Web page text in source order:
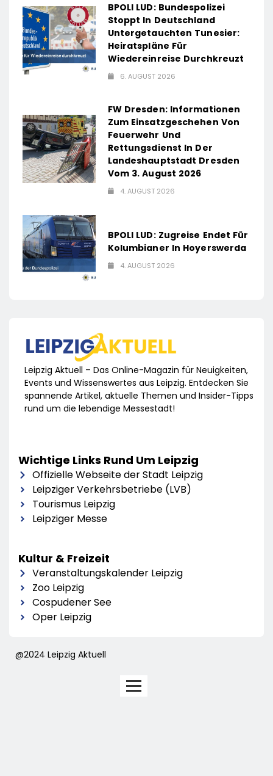
BPOLI LUD: Bundespolizei
Stoppt In Deutschland
Untergetauchten Tunesier:
Heiratspläne Für
Wiedereinreise Durchkreuzt
6. AUGUST 2026
FW Dresden: Informationen
Zum Einsatzgeschehen Von
Feuerwehr Und
Rettungsdienst In Der
Landeshauptstadt Dresden
Vom 3. August 2026
4. AUGUST 2026
BPOLI LUD: Zugreise Endet Für
Kolumbianer In Hoyerswerda
4. AUGUST 2026
Leipzig Aktuell – Das Online-Magazin für Neuigkeiten,
Events und Wissenswertes aus Leipzig. Entdecken Sie
spannende Artikel, aktuelle Themen und Insider-Tipps
rund um die lebendige Messestadt!
Wichtige Links Rund Um Leipzig
Offizielle Webseite der Stadt Leipzig
Leipziger Verkehrsbetriebe (LVB)
Tourismus Leipzig
Leipziger Messe
Kultur & Freizeit
Veranstaltungskalender Leipzig
Zoo Leipzig
Cospudener See
Oper Leipzig
@2024 Leipzig Aktuell